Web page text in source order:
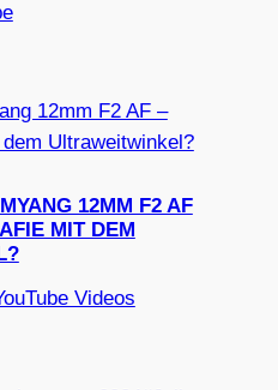
12MM F2 AF
MIT DEM
Videos